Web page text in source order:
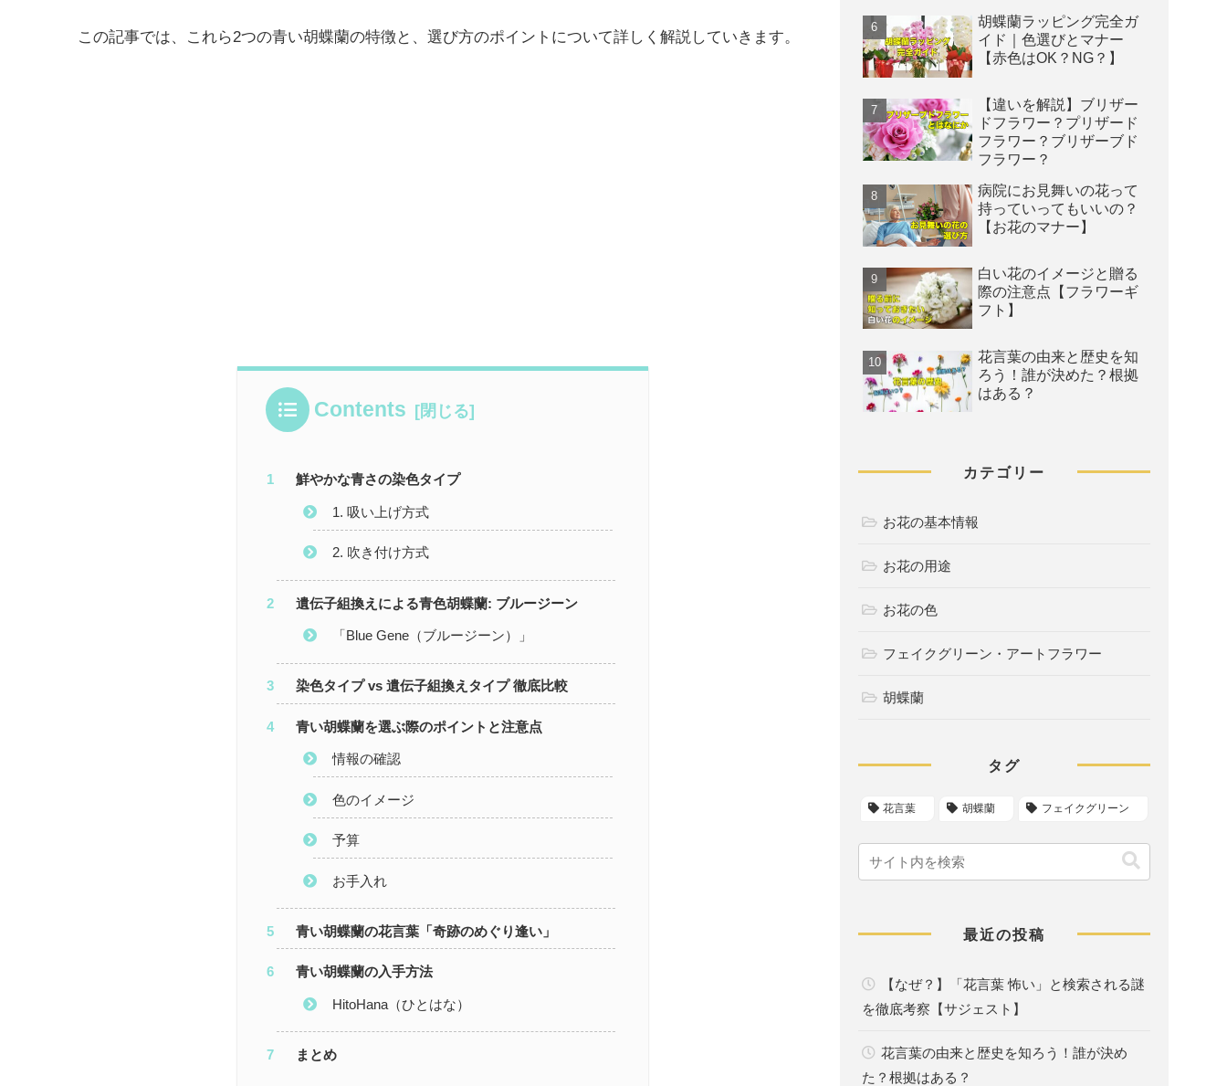
この記事では、これら2つの青い胡蝶蘭の特徴と、選び方のポイントについて詳しく解説していきます。
Contents
鮮やかな青さの染色タイプ
1. 吸い上げ方式
2. 吹き付け方式
遺伝子組換えによる青色胡蝶蘭: ブルージーン
「Blue Gene（ブルージーン）」
染色タイプ vs 遺伝子組換えタイプ 徹底比較
青い胡蝶蘭を選ぶ際のポイントと注意点
情報の確認
色のイメージ
予算
お手入れ
青い胡蝶蘭の花言葉「奇跡のめぐり逢い」
青い胡蝶蘭の入手方法
HitoHana（ひとはな）
まとめ
胡蝶蘭ラッピング完全ガ
イド｜色選びとマナー
【赤色はOK？NG？】
【違いを解説】ブリザー
ドフラワー？プリザード
フラワー？ブリザーブド
フラワー？
病院にお見舞いの花って
持っていってもいいの？
【お花のマナー】
白い花のイメージと贈る
際の注意点【フラワーギ
フト】
花言葉の由来と歴史を知
ろう！誰が決めた？根拠
はある？
カテゴリー
お花の基本情報
お花の用途
お花の色
フェイクグリーン・アートフラワー
胡蝶蘭
タグ
花言葉 胡蝶蘭 フェイクグリーン
最近の投稿
【なぜ？】「花言葉 怖い」と検索される謎
を徹底考察【サジェスト】
花言葉の由来と歴史を知ろう！誰が決め
た？根拠はある？